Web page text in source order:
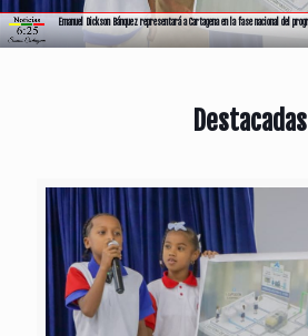
Gobernación de Bolívar fortalece acciones frente el fenómeno de El Niño
Destacadas